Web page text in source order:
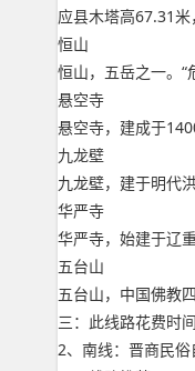
应县木塔高67.31米
恒山
恒山，五岳之一。“
悬空寺
悬空寺，建成于
九龙壁
九龙壁，建于明代
华严寺
华严寺，始建于辽
五台山
五台山，中国佛教
三：此线路花费时
2、南线：晋商民